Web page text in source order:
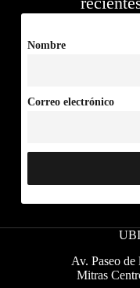
Nombre
Correo electrónico
Av. Paseo
Mitras